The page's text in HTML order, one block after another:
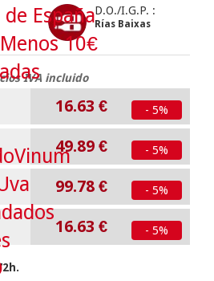
D.O./I.G.P. :
Rías Baixas
IVA incluido
16.63 € - 5%
49.89 € - 5%
99.78 € - 5%
16.63 € - 5%
España
10€